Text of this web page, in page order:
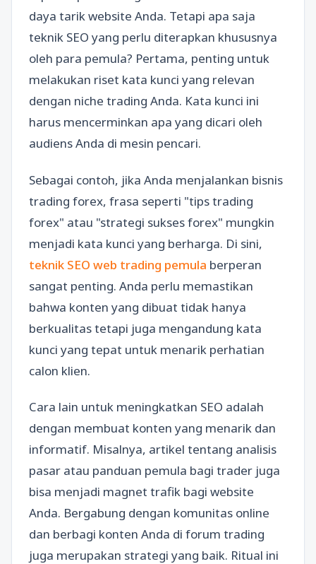
daya tarik website Anda. Tetapi apa saja
teknik SEO yang perlu diterapkan khususnya
oleh para pemula? Pertama, penting untuk
melakukan riset kata kunci yang relevan
dengan niche trading Anda. Kata kunci ini
harus mencerminkan apa yang dicari oleh
audiens Anda di mesin pencari.
Sebagai contoh, jika Anda menjalankan bisnis
trading forex, frasa seperti "tips trading
forex" atau "strategi sukses forex" mungkin
menjadi kata kunci yang berharga. Di sini,
teknik SEO web trading pemula berperan
sangat penting. Anda perlu memastikan
bahwa konten yang dibuat tidak hanya
berkualitas tetapi juga mengandung kata
kunci yang tepat untuk menarik perhatian
calon klien.
Cara lain untuk meningkatkan SEO adalah
dengan membuat konten yang menarik dan
informatif. Misalnya, artikel tentang analisis
pasar atau panduan pemula bagi trader juga
bisa menjadi magnet trafik bagi website
Anda. Bergabung dengan komunitas online
dan berbagi konten Anda di forum trading
juga merupakan strategi yang baik. Ritual ini